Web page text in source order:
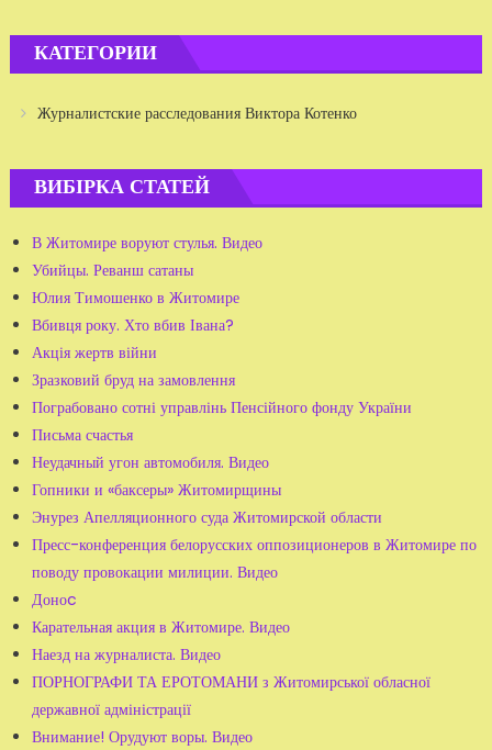
КАТЕГОРИИ
Журналистские расследования Виктора Котенко
ВИБІРКА СТАТЕЙ
В Житомире воруют стулья. Видео
Убийцы. Реванш сатаны
Юлия Тимошенко в Житомире
Вбивця року. Хто вбив Івана?
Акція жертв війни
Зразковий бруд на замовлення
Пограбовано сотні управлінь Пенсійного фонду України
Письма счастья
Неудачный угон автомобиля. Видео
Гопники и «баксеры» Житомирщины
Энурез Апелляционного суда Житомирской области
Пресс-конференция белорусских оппозиционеров в Житомире по
поводу провокации милиции. Видео
Доноc
Карательная акция в Житомире. Видео
Наезд на журналиста. Видео
ПОРНОГРАФИ ТА ЕРОТОМАНИ з Житомирської обласної
державної адміністрації
Внимание! Орудуют воры. Видео